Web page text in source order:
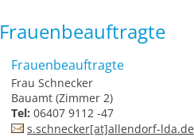
Frauenbeauftragte
Frauenbeauftragte
Frau Schnecker
Bauamt (Zimmer 2)
Tel: 06407 9112 -47
s.schnecker[at]allendorf-lda.de